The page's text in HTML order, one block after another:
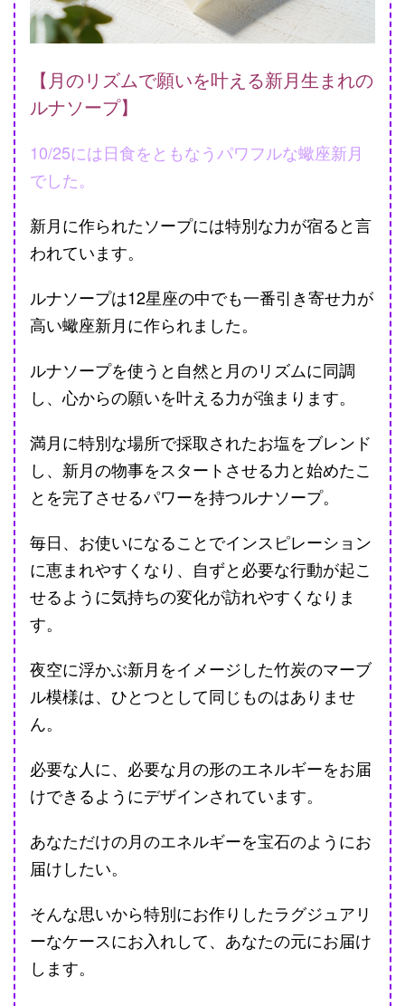
【月のリズムで願いを叶える新月生まれの
ルナソープ】
10/25には日食をともなうパワフルな蠍座新月
でした。
新月に作られたソープには特別な力が宿ると言
われています。
ルナソープは12星座の中でも一番引き寄せ力が
高い蠍座新月に作られました。
ルナソープを使うと自然と月のリズムに同調
し、心からの願いを叶える力が強まります。
満月に特別な場所で採取されたお塩をブレンド
し、新月の物事をスタートさせる力と始めたこ
とを完了させるパワーを持つルナソープ。
毎日、お使いになることでインスピレーション
に恵まれやすくなり、自ずと必要な行動が起こ
せるように気持ちの変化が訪れやすくなりま
す。
夜空に浮かぶ新月をイメージした竹炭のマーブ
ル模様は、ひとつとして同じものはありませ
ん。
必要な人に、必要な月の形のエネルギーをお届
けできるようにデザインされています。
あなただけの月のエネルギーを宝石のようにお
届けしたい。
そんな思いから特別にお作りしたラグジュアリ
ーなケースにお入れして、あなたの元にお届け
します。